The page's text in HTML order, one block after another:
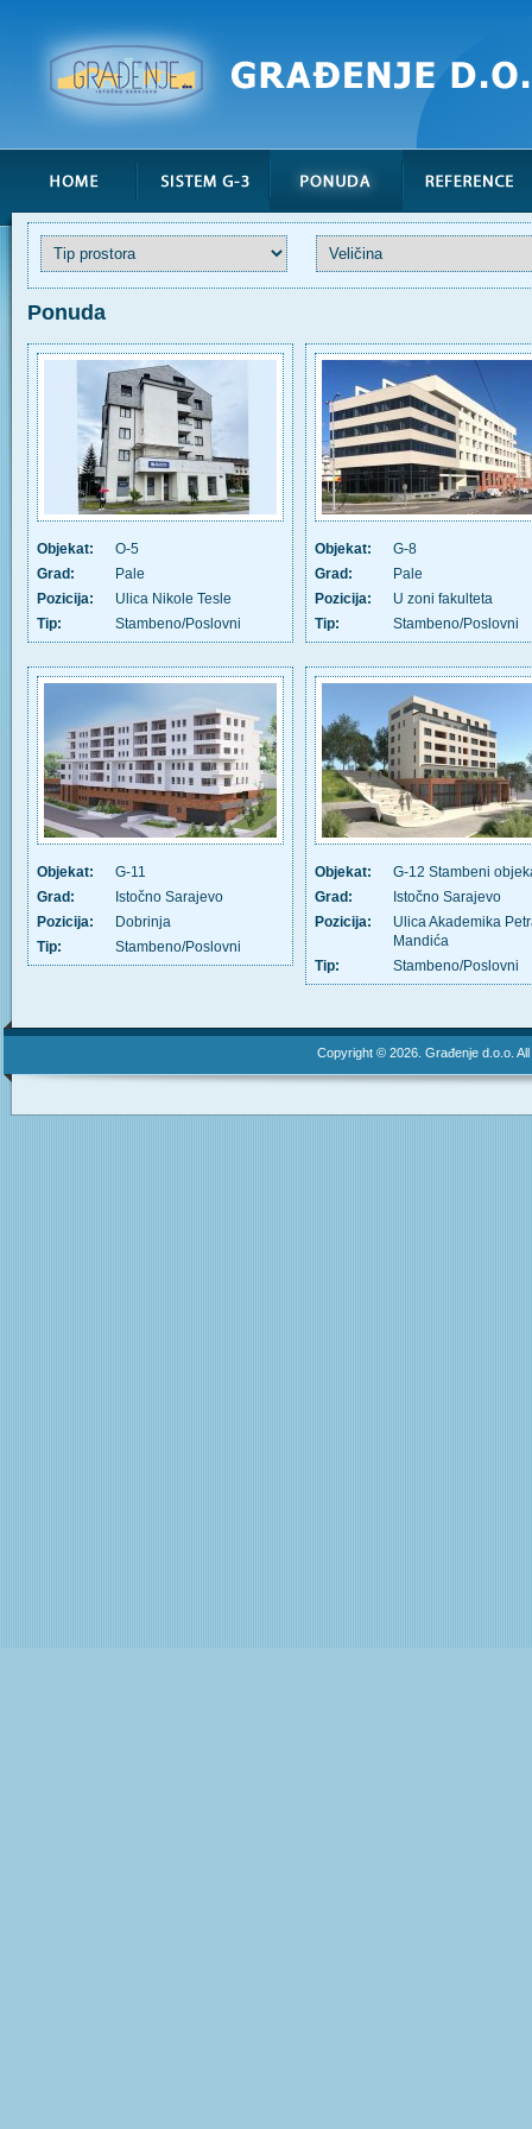
Ponuda
Objekat:
O-5
Grad:
Pale
Pozicija:
Ulica Nikole Tesle
Tip:
Stambeno/Poslovni
Objekat:
G-8
Grad:
Pale
Pozicija:
U zoni fakulteta
Tip:
Stambeno/Poslovni
Objekat:
G-11
Grad:
Istočno Sarajevo
Pozicija:
Dobrinja
Tip:
Stambeno/Poslovni
Objekat:
G-12 Stambeni
Grad:
Istočno Sarajevo
Pozicija:
Ulica Akademika
Mandića
Tip:
Stambeno/Poslovni
Copyright © 2026. Građenje d.o.o.